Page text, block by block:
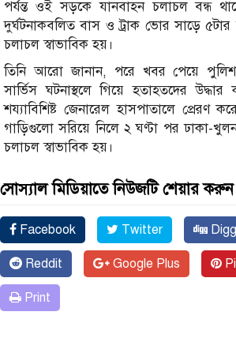
পর্যন্ত ওই সড়কে যানবাহন চলাচল বন্ধ
দুর্ঘটনাকবলিত বাস ও ট্রাক ভোর সাড়ে ৫টার
চলাচল স্বাভাবিক হয়।
তিনি আরো জানান, পরে খবর পেয়ে পুলিশ,
সার্ভিস ঘটনাস্থলে গিয়ে হতাহতদের
শয্যাবিশিষ্ট জেনারেল হাসপাতালে প্রেরণ
গাড়িগুলো সরিয়ে নিলে ২ ঘণ্টা পর ঢাকা-
চলাচল স্বাভাবিক হয়।
সোস্যাল মিডিয়াতে নিউজটি শেয়ার করুন
Facebook Twitter Digg
Reddit Google Plus
Print